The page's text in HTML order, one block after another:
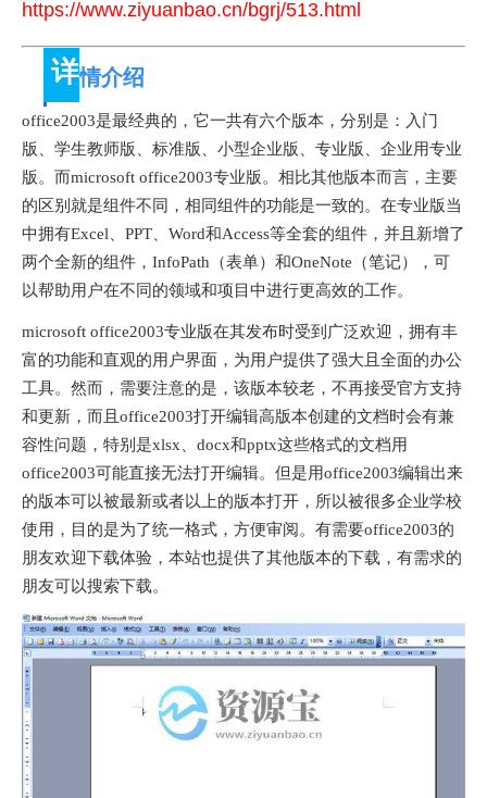
https://www.ziyuanbao.cn/bgrj/513.html
详情介绍
office2003是最经典的，它一共有六个版本，分别是：入门
版、学生教师版、标准版、小型企业版、专业版、企业用专业
版。而microsoft office2003专业版 。相比其他版本而言，主要
的区别就是组件不同，相同组件的功能是一致的。在专业版当
中拥有Excel、PPT、Word和Access等全套的组件，并且新增了
两个全新的组件，InfoPath（表单）和OneNote（笔记），可
以帮助用户在不同的领域和项目中进行更高效的工作。
microsoft office2003专业版在其发布时受到广泛欢迎，拥有丰
富的功能和直观的用户界面，为用户提供了强大且全面的办公
工具。然而，需要注意的是，该版本较老，不再接受官方支持
和更新，而且office2003打开编辑高版本创建的文档时会有兼
容性问题，特别是xlsx、docx和pptx这些格式的文档用
office2003可能直接无法打开编辑。但是用office2003编辑出来
的版本可以被最新或者以上的版本打开，所以被很多企业学校
使用，目的是为了统一格式，方便审阅。有需要office2003的
朋友欢迎下载体验，本站也提供了其他版本的下载，有需求的
朋友可以搜索下载。